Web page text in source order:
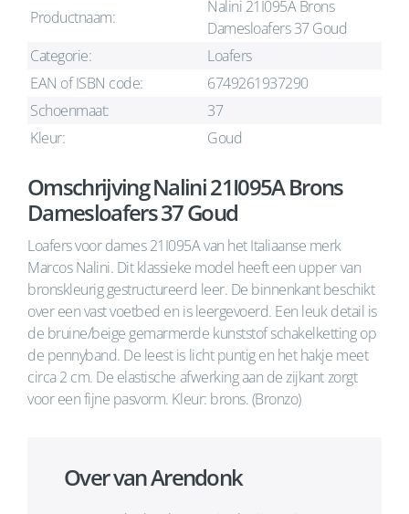
Productnaam:
Nalini 21I095A Brons
Damesloafers 37 Goud
Categorie:
Loafers
EAN of ISBN code:
6749261937290
Schoenmaat:
37
Kleur:
Goud
Omschrijving Nalini 21I095A Brons
Damesloafers 37 Goud
Loafers voor dames 21I095A van het Italiaanse merk
Marcos Nalini. Dit klassieke model heeft een upper van
bronskleurig gestructureerd leer. De binnenkant beschikt
over een vast voetbed en is leergevoerd. Een leuk detail is
de bruine/beige gemarmerde kunststof schakelketting op
de pennyband. De leest is licht puntig en het hakje meet
circa 2 cm. De elastische afwerking aan de zijkant zorgt
voor een fijne pasvorm. Kleur: brons. (Bronzo)
Over van Arendonk